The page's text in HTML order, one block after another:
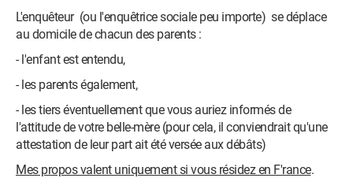
L'enquêteur (ou l'enquêtrice sociale peu importe) se déplace
au domicile de chacun des parents :
- l'enfant est entendu,
- les parents également,
- les tiers éventuellement que vous auriez informés de
l'attitude de votre belle-mère (pour cela, il conviendrait qu'une
attestation de leur part ait été versée aux débâts)
Mes propos valent uniquement si vous résidez en F'rance.